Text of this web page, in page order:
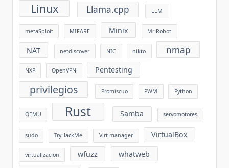
Linux Llama.cpp LLM
metaSploit MIFARE Minix Mr-Robot
NAT netdiscover NIC nikto nmap
NXP OpenVPN Pentesting
privilegios Promiscuo PWM Python
QEMU Rust Samba servomotores
sudo TryHackMe Virt-manager VirtualBox
virtualizacion wfuzz whatweb